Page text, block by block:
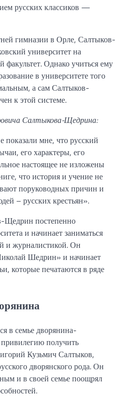
русских классиков —
гимназии в Орле, Салтыков-
университет на
факультет. Однако учиться ему
в университете того
а сам Салтыков-
к этой системе.
Салтыкова-Щедрина:
мне, что русский
его характеры, его
настоящее не изложены
что история и учение не
поруководных причин и
– русских крестьян».
Щедрин постепенно
и начинает заниматься
и журналистикой. Он
Шедрин» и начинает
которые печатаются в ряде
в семье дворянина-
получить
Кузьмич Салтыков,
дворянского рода. Он
и в своей семье поощрял